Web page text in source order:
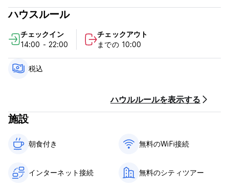
利便性が重要です。銀行 ATM とレストランがすぐ隣にあるた
め、必要なものはすべて簡単に手の届くところにあります。
探索してつながりましょう: 24 時間年中無休のセキュリティと路
上駐車場を利用して、地元の雰囲気に浸ってください。
冒険のエネルギーを補給: 無料の朝食で 1 日をスタートし、共用
仕事と遊び: コワーキング スペースで用事を済ませた後は、快適
- 男女共用ドミトリールーム: 社交的な雰囲気を求める予算重視の
・女性専用ドミトリー：女性専用の安全で快適な空間をお楽しみ
ください。
ハウスルール
チェックイン
14:00 - 22:00
チェックアウト
までの 10:00
税込
ハウルルールを表示する
施設
朝食付き‎ 無料のWiFi接続
インターネット接続 無料のシティツアー